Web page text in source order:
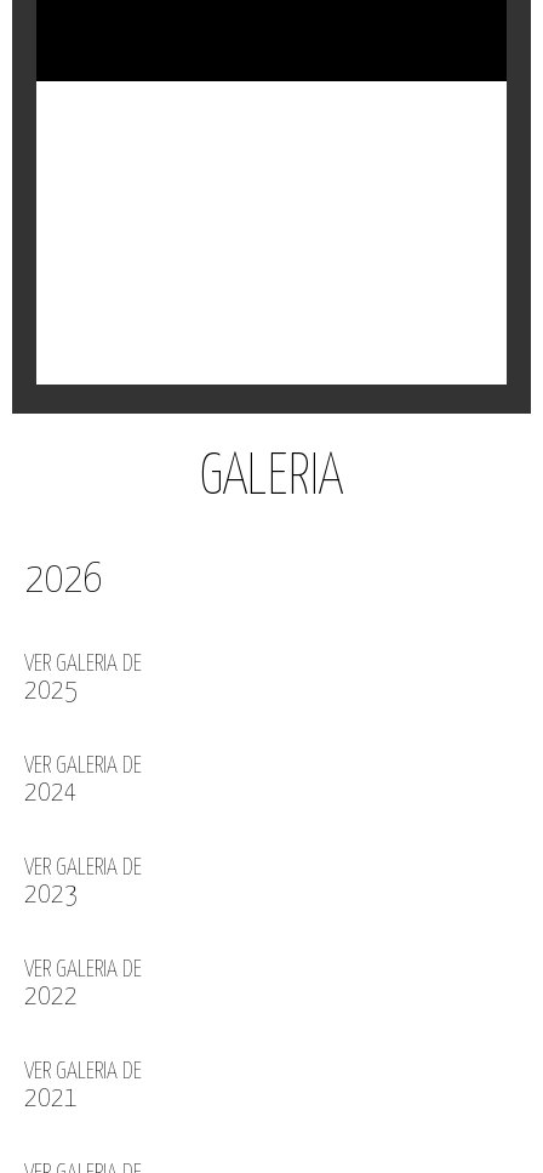
GALERIA
2026
VER GALERIA DE
2025
VER GALERIA DE
2024
VER GALERIA DE
2023
VER GALERIA DE
2022
VER GALERIA DE
2021